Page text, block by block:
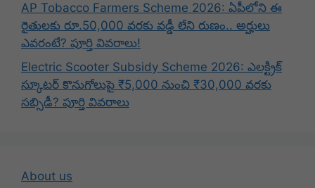
AP Tobacco Farmers Scheme 2026: ఏపీలోని ఈ
రైతులకు రూ.50,000 వరకు వడ్డీ లేని రుణం.. అర్హులు
ఎవరంటే? పూర్తి వివరాలు!
Electric Scooter Subsidy Scheme 2026: ఎలక్ట్రిక్
స్కూటర్ కొనుగోలుపై ₹5,000 నుంచి ₹30,000 వరకు
సబ్సిడీ? పూర్తి వివరాలు
About us